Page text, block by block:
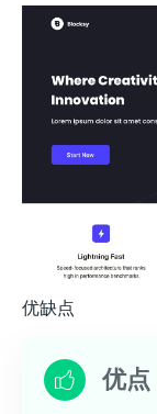
优缺点
优点